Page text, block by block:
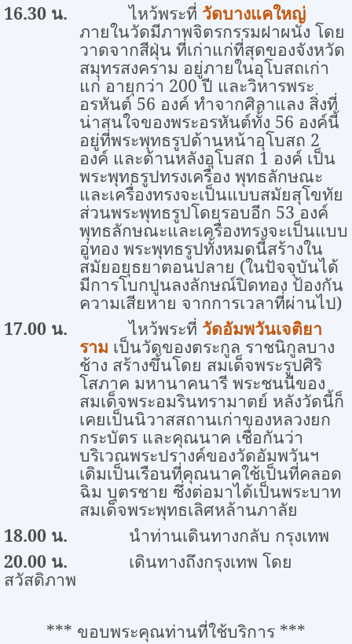
16.30 น.
ไหว้พระที่ วัดบางแคใหญ่
ภายในวัดมีภาพจิตรกรรมฝาผนัง โดย
วาดจากสีฝุ่น ที่เก่าแก่ที่สุดของจังหวัด
สมุทรสงคราม อยู่ภายในอุโบสถเก่า
แก่ อายุกว่า 200 ปี และวิหารพระ
อรหันต์ 56 องค์ ทำจากศิลาแลง สิ่งที่
น่าสนใจของพระอรหันต์ทั้ง 56 องค์นี้
อยู่ที่พระพุทธรูปด้านหน้าอุโบสถ 2
องค์ และด้านหลังอุโบสถ 1 องค์ เป็น
พระพุทธรูปทรงเครื่อง พุทธลักษณะ
และเครื่องทรงจะเป็นแบบสมัยสุโขทัย
ส่วนพระพุทธรูปโดยรอบอีก 53 องค์
พุทธลักษณะและเครื่องทรงจะเป็นแบบ
อู่ทอง พระพุทธรูปทั้งหมดนี้สร้างใน
สมัยอยุธยาตอนปลาย (ในปัจจุบันได้
มีการโบกปูนลงลักษณ์ปิดทอง ป้องกัน
ความเสียหาย จากการเวลาที่ผ่านไป)
17.00 น.
ไหว้พระที่ วัดอัมพวันเจติยา
ราม เป็นวัดของตระกูล ราชนิกูลบาง
ช้าง สร้างขึ้นโดย สมเด็จพระรูปศิริ
โสภาค มหานาคนารี พระชนนีของ
สมเด็จพระอมรินทรามาตย์ หลังวัดนี้ก็
เคยเป็นนิวาสสถานเก่าของหลวงยก
กระบัตร และคุณนาค เชื่อกันว่า
บริเวณพระปรางค์ของวัดอัมพวันฯ
เดิมเป็นเรือนที่คุณนาคใช้เป็นที่คลอด
ฉิม บุตรชาย ซึ่งต่อมาได้เป็นพระบาท
สมเด็จพระพุทธเลิศหล้านภาลัย
18.00น.
นำท่านเดินทางกลับ กรุงเทพ
20.00 น. เดินทางถึงกรุงเทพ โดย
สวัสดิภาพ
*** ขอบพระคุณท่านที่ใช้บริการ ***